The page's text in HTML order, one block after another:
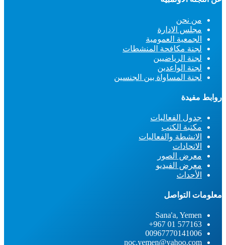
من نحن
مجلس الادارة
الجمعية العمومية
لجنة مكافحة المنشطات
لجنة الرياضيين
لجنة الواعدين
لجنة المساواة بين الجنسين
روابط مفيدة
جدول الفعاليات
مكتبة الكتب
الانشطة والفعاليات
الاتحادات
معرض الصور
معرض الفيديو
الأحداث
معلومات التواصل
Sana'a, Yemen
577163 01 967+
00967770141006
noc.yemen@yahoo.com